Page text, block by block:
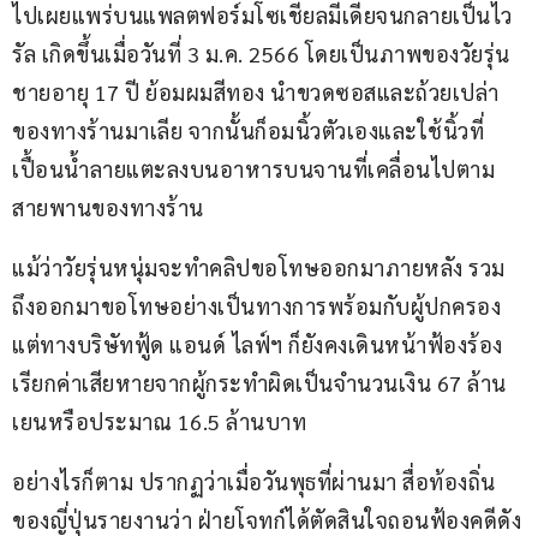
ไปเผยแพร่บนแพลตฟอร์มโซเชียลมีเดียจนกลายเป็นไว
รัล เกิดขึ้นเมื่อวันที่ 3 ม.ค. 2566 โดยเป็นภาพของวัยรุ่น
ชายอายุ 17 ปี ย้อมผมสีทอง นำขวดซอสและถ้วยเปล่า
ของทางร้านมาเลีย จากนั้นก็อมนิ้วตัวเองและใช้นิ้วที่
เปื้อนน้ำลายแตะลงบนอาหารบนจานที่เคลื่อนไปตาม
สายพานของทางร้าน
แม้ว่าวัยรุ่นหนุ่มจะทำคลิปขอโทษออกมาภายหลัง รวม
ถึงออกมาขอโทษอย่างเป็นทางการพร้อมกับผู้ปกครอง
แต่ทางบริษัทฟู้ด แอนด์ ไลฟ์ฯ ก็ยังคงเดินหน้าฟ้องร้อง
เรียกค่าเสียหายจากผู้กระทำผิดเป็นจำนวนเงิน 67 ล้าน
เยนหรือประมาณ 16.5 ล้านบาท
อย่างไรก็ตาม ปรากฏว่าเมื่อวันพุธที่ผ่านมา สื่อท้องถิ่น
ของญี่ปุ่นรายงานว่า ฝ่ายโจทก์ได้ตัดสินใจถอนฟ้องคดีดัง